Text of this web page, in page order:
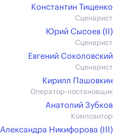
Константин Тищенко
Сценарист
Юрий Сысоев (II)
Сценарист
Евгений Соколовский
Сценарист
Кирилл Пашовкин
Оператор-постановщик
Анатолий Зубков
Композитор
Александра Никифорова (III)